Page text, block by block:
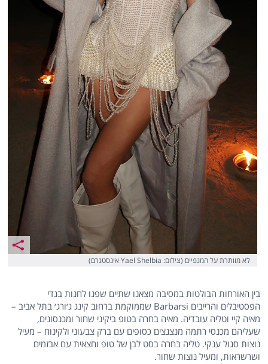
לא מוותרת על המגפיים (צילום: Yael Shelbia אינסטגרם)
בין האורחות הבולטות במסיבה מצאנו שתיים שפנו לחנות בגדי
הפסטיבלים והרייבים Barbarsi שממוקמת ברחוב קינג ג׳ורג׳ בתל אביב –
מאיה קיי וטליה עובדיה. מאיה בחרה בטופ ביקיני שחור ומכנסונים,
שעליהם מכנסי רתמה מנצנצים כסופים עם ברק צבעוני ולקינוח – מעיל
נוצות סגול ענקי. טליה בחרה בסט לבן של טופ וחצאית עם אבזמים
ושרשראות, ומעיל נוצות שחור.